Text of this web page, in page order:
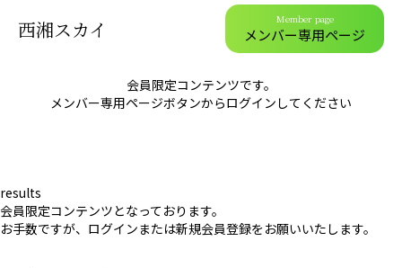
西湘スカイ Member page
メンバー専用ページ
会員限定コンテンツです。
メンバー専用ページボタンからログインしてください
results
会員限定コンテンツとなっております。
お手数ですが、ログインまたは新規会員登録をお願いいたします。